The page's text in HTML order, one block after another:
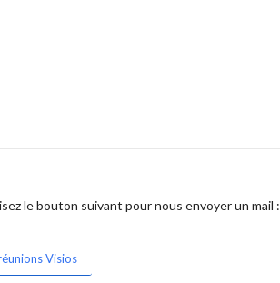
le bouton suivant pour nous envoyer un mail :
Visios